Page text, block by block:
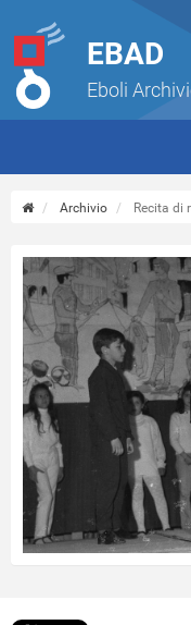
EBAD
Eboli
Archivio Recita di